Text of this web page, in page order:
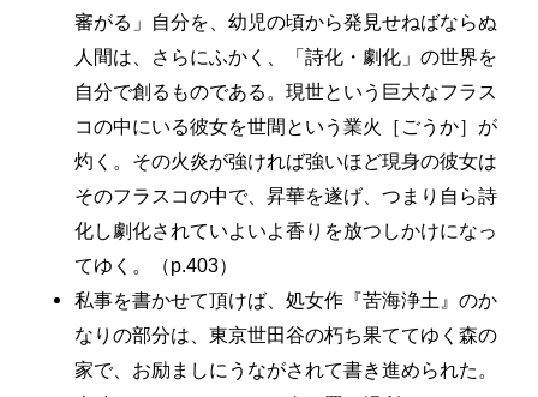
審がる」自分を、幼児の頃から発見せねばならぬ
人間は、さらにふかく、「詩化・劇化」の世界を
自分で創るものである。現世という巨大なフラス
コの中にいる彼女を世間という業火［ごうか］が
灼く。その火炎が強ければ強いほど現身の彼女は
そのフラスコの中で、昇華を遂げ、つまり自ら詩
化し劇化されていよいよ香りを放つしかけになっ
てゆく。（p.403）
私事を書かせて頂けば、処女作『苦海浄土』のか
なりの部分は、東京世田谷の朽ち果ててゆく森の
家で、お励ましにうながされて書き進められた。